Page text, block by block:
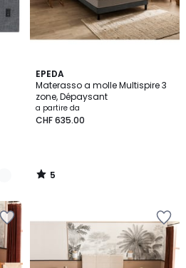
EPEDA
Materasso a molle Multispire 3
zone, Dépaysant
a partire da
CHF 635.00
5
/
5
5
/